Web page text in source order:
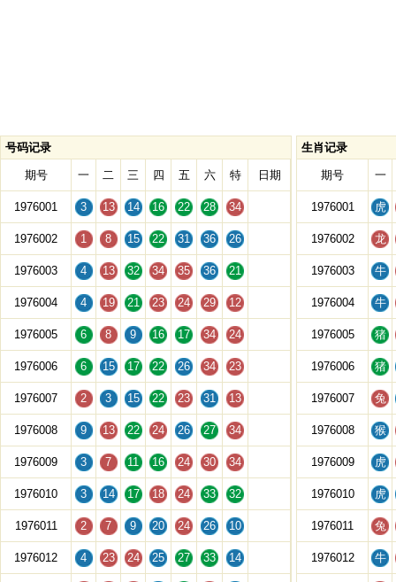
号码记录
期号 一 二 三 四 五 六 特 日期
1976001 3 13 14 16 22 28 34
1976002 1 8 15 22 31 36 26
1976003 4 13 32 34 35 36 21
1976004 4 19 21 23 24 29 12
1976005 6 8 9 16 17 34 24
1976006 6 15 17 22 26 34 23
1976007 2 3 15 22 23 31 13
1976008 9 13 22 24 26 27 34
1976009 3 7 11 16 24 30 34
1976010 3 14 17 18 24 33 32
1976011 2 7 9 20 24 26 10
1976012 4 23 24 25 27 33 14
生肖记录
期号 一
1976001 虎
1976002 龙
1976003 牛
1976004 牛
1976005 猪
1976006 猪
1976007 兔
1976008 猴
1976009 虎
1976010 虎
1976011 兔
1976012 牛